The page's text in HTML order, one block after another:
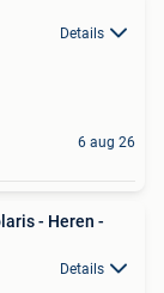
Details
6 aug 26
- Heren -
Details